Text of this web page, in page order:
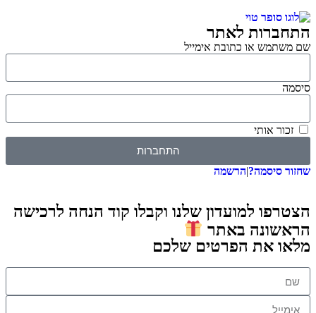
התחברות לאתר
שם משתמש או כתובת אימייל
סיסמה
זכור אותי
התחברות
שחזור סיסמה?|הרשמה
הצטרפו למועדון שלנו וקבלו קוד הנחה לרכישה
הראשונה באתר
מלאו את הפרטים שלכם